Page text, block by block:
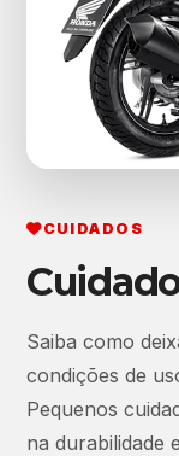
CUIDADOS
Saiba como
condições de
Pequenos
na durabilidade